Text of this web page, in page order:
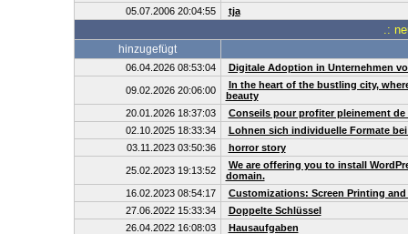
05.07.2006 20:04:55
tja
.:
hinzugefügt
06.04.2026 08:53:04 Digitale Adoption in Unternehmen
09.02.2026 20:06:00
In the heart of the bustling city,
beauty
20.01.2026 18:37:03
Conseils pour profiter pleinement de
02.10.2025 18:33:34
Lohnen sich individuelle Formate
03.11.2023 03:50:36
horror story
25.02.2023 19:13:52
We are offering you to install
domain.
16.02.2023 08:54:17
Customizations: Screen Printing and
27.06.2022 15:33:34
Doppelte Schlüssel
26.04.2022 16:08:03
Hausaufgaben